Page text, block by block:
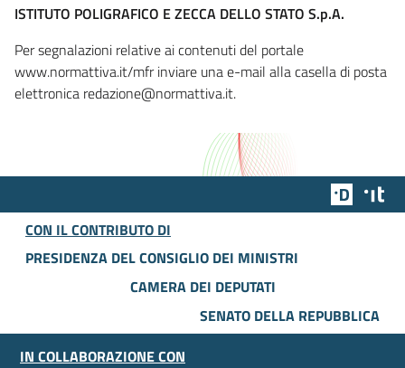
ISTITUTO POLIGRAFICO E ZECCA DELLO STATO S.p.A.
Per segnalazioni relative ai contenuti del portale
www.normattiva.it/mfr inviare una e-mail alla casella di posta
elettronica redazione@normattiva.it.
Team
CON IL CONTRIBUTO DI
PRESIDENZA DEL CONSIGLIO DEI MINISTRI
CAMERA DEI DEPUTATI
SENATO DELLA REPUBBLICA
IN COLLABORAZIONE CON